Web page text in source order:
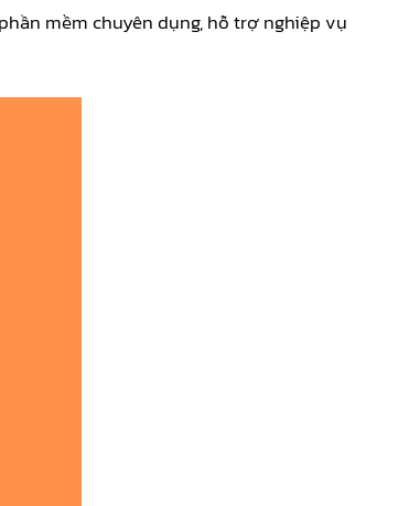
mềm chuyên dụng, hỗ trợ nghiệp vụ